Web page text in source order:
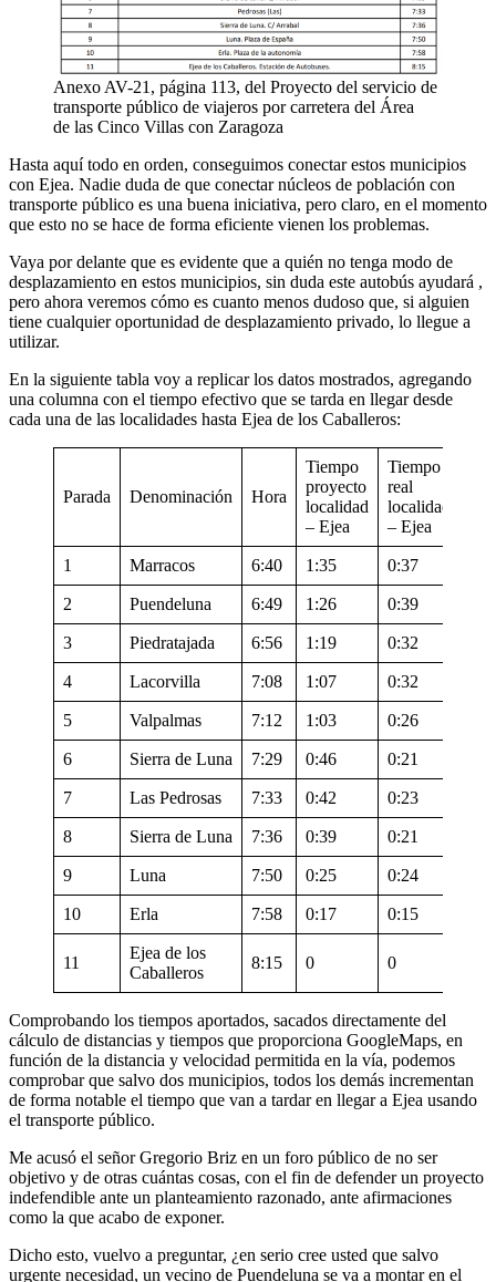
Anexo AV-21, página 113, del Proyecto del servicio de
transporte público de viajeros por carretera del Área
de las Cinco Villas con Zaragoza
Hasta aquí todo en orden, conseguimos conectar estos municipios
con Ejea. Nadie duda de que conectar núcleos de población con
transporte público es una buena iniciativa, pero claro, en el momento
que esto no se hace de forma eficiente vienen los problemas.
Vaya por delante que es evidente que a quién no tenga modo de
desplazamiento en estos municipios, sin duda este autobús ayudará ,
pero ahora veremos cómo es cuanto menos dudoso que, si alguien
tiene cualquier oportunidad de desplazamiento privado, lo llegue a
utilizar.
En la siguiente tabla voy a replicar los datos mostrados, agregando
una columna con el tiempo efectivo que se tarda en llegar desde
cada una de las localidades hasta Ejea de los Caballeros:
Parada Denominación Hora
Tiempo
proyecto
localidad
– Ejea
Tiempo
real
localidad
– Ejea
1 Marracos 6:40 1:35 0:37
2 Puendeluna 6:49 1:26 0:39
3 Piedratajada 6:56 1:19 0:32
4 Lacorvilla 7:08 1:07 0:32
5 Valpalmas 7:12 1:03 0:26
6 Sierra de Luna 7:29 0:46 0:21
7 Las Pedrosas 7:33 0:42 0:23
8 Sierra de Luna 7:36 0:39 0:21
9 Luna 7:50 0:25 0:24
10 Erla 7:58 0:17 0:15
11
Ejea de los
Caballeros
8:15 0 0
Comprobando los tiempos aportados, sacados directamente del
cálculo de distancias y tiempos que proporciona GoogleMaps, en
función de la distancia y velocidad permitida en la vía, podemos
comprobar que salvo dos municipios, todos los demás incrementan
de forma notable el tiempo que van a tardar en llegar a Ejea usando
el transporte público.
Me acusó el señor Gregorio Briz en un foro público de no ser
objetivo y de otras cuántas cosas, con el fin de defender un proyecto
indefendible ante un planteamiento razonado, ante afirmaciones
como la que acabo de exponer.
Dicho esto, vuelvo a preguntar, ¿en serio cree usted que salvo
urgente necesidad, un vecino de Puendeluna se va a montar en el